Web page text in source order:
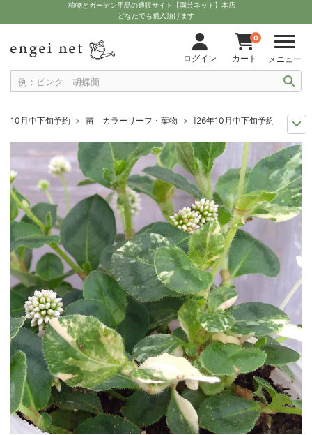
植物とガーデン用品の通販サイト【園芸ネット】本店
どなたでも購入頂けます
ログイン
0
カート メニュー
10月中下旬予約 苗 カラーリーフ・葉物
[26年10月中下旬予約]ポリゴ
10月中下旬予約
苗 草花 [26年10月中下旬予約]ポリゴナム：ティフォ